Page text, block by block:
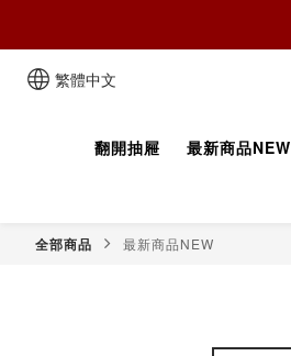
繁體中文
翻開抽屜 最新商品NEW
全部商品 最新商品NEW